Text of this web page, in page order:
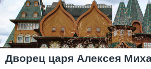
Дворец царя Алексея